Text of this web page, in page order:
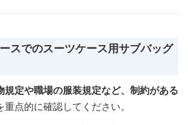
スでのスーツケース用サブバッグ
規定や職場の服装規定など、制約がある
点的に確認してください。